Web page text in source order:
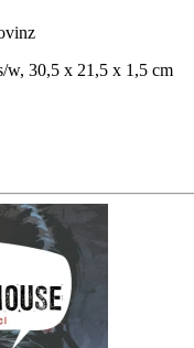
w, 30,5 x 21,5 x 1,5 cm